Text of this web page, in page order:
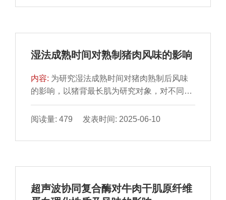
化效果较佳，硬度和弹性适宜，能够较大程度
维持虾肉品质。
高，KCl、NaCl、CaCl2均能提升鱼糜凝胶强
超过1.89%时，这些性质均有所降低。添加
在质量分数2.55%、5%、1.89%时达最大值。
折叠转变，而Ca2＋倾向于将α-螺旋转变为无
规卷曲和β-转角。当NaCl质量分数为3%时，
鱼糜凝胶离子键含量最高，而随着盐添加量的
提高，KCl组氢键与离子键含量于质量分数
流动水相对含量均高于CaCl2组，表明KCl、
NaCl组鱼糜凝胶网络保水性更强。本研究可为
湿法成熟时间对熟制猪肉风味的影响
内容: 为研究湿法成熟时间对猪肉熟制后风味
的影响，以猪背最长肌为研究对象，对不同成
熟时间（1、12 h、1、3、5、7、10 d）猪肉
水煮熟制后的风味和滋味物质进行测定。结果
种挥发性风味物质，总含量呈先增加后降低的
为2 163.50 μg/kg；己醛、庚醛、辛醛、壬醛
随着成熟时间的延长，熟制猪肉呈味核苷酸和
阅读量: 479 发表时间: 2025-06-10
超声波协同复合酶对牛肉干肌原纤维